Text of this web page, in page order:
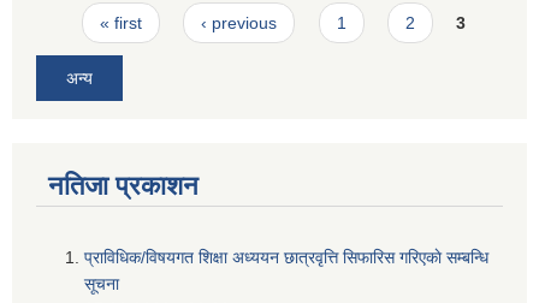
Pages
« first ‹ previous 1 2 3
अन्य
नतिजा प्रकाशन
प्राविधिक/विषयगत शिक्षा अध्ययन छात्रवृत्ति सिफारिस गरिएकाे सम्बन्धि
सूचना